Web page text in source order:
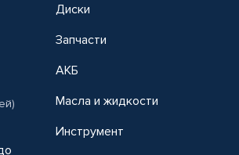
Диски
Запчасти
АКБ
Масла и жидкости
Инструмент